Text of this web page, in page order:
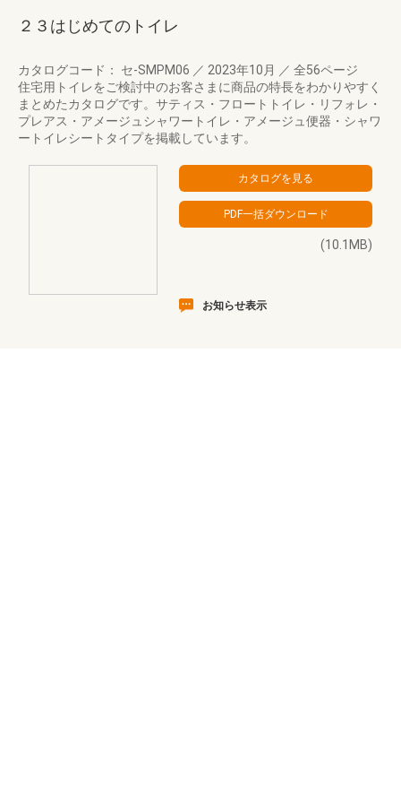
２３はじめてのトイレ
カタログコード： セ-SMPM06 ／ 2023年10月 ／ 全56ページ
住宅用トイレをご検討中のお客さまに商品の特長をわかりやすく
まとめたカタログです。サティス・フロートトイレ・リフォレ・
プレアス・アメージュシャワートイレ・アメージュ便器・シャワ
ートイレシートタイプを掲載しています。
(10.1MB)
お知らせ表示